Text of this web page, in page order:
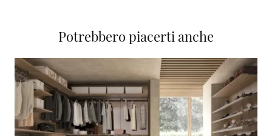
Potrebbero piacerti anche